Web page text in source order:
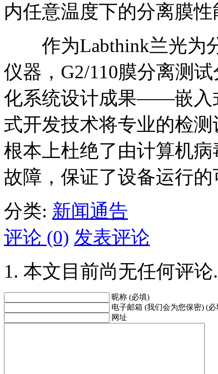
内任意温度下的分离膜性
作为Labthink兰光为
仪器，G2/110膜分离测
化系统设计成果——嵌入
式开发技术将专业的检
根本上杜绝了由计算机
故障，保证了设备运行
分类: 新闻通告
评论 (0) 发表评论
本文目前尚无任何评论.
昵称 (必填)
电子邮箱 (我们会为您保密) (必
网址